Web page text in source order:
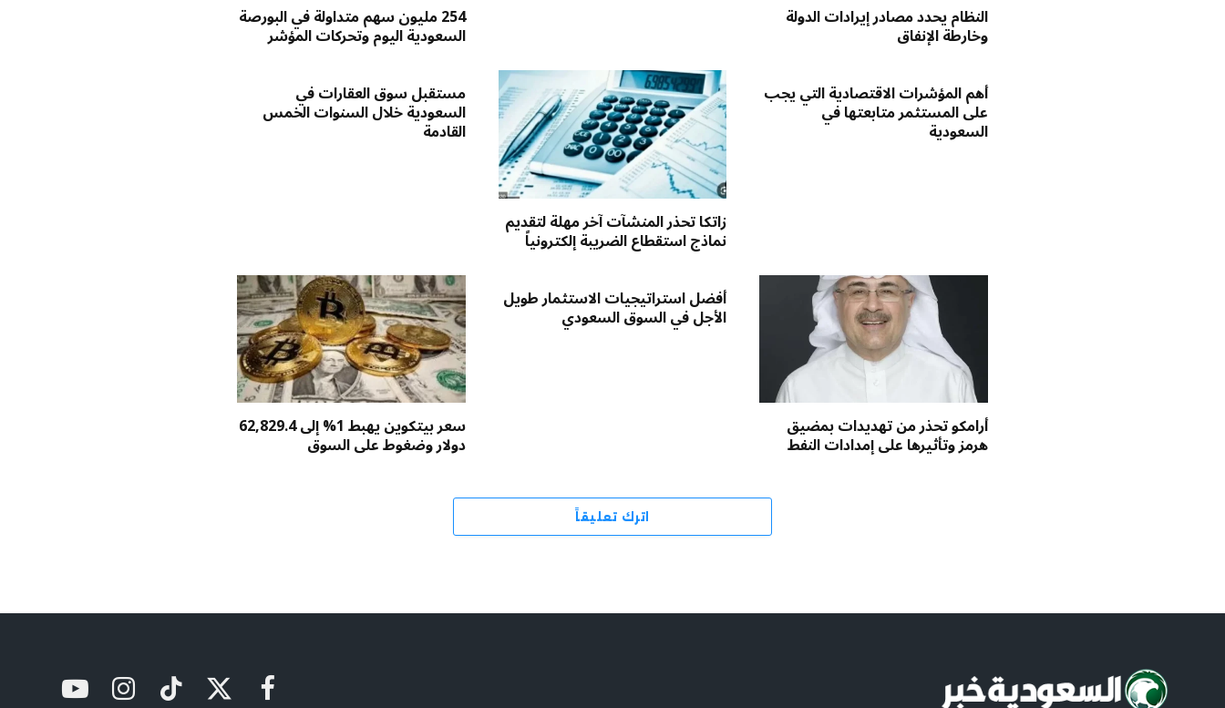
النظام يحدد مصادر إيرادات الدولة
وخارطة الإنفاق
254 مليون سهم متداولة في البورصة
السعودية اليوم وتحركات المؤشر
أهم المؤشرات الاقتصادية التي يجب
على المستثمر متابعتها في
السعودية
زاتكا تحذر المنشآت آخر مهلة لتقديم
نماذج استقطاع الضريبة إلكترونياً
مستقبل سوق العقارات في
السعودية خلال السنوات الخمس
القادمة
أرامكو تحذر من تهديدات بمضيق
هرمز وتأثيرها على إمدادات النفط
أفضل استراتيجيات الاستثمار طويل
الأجل في السوق السعودي
سعر بيتكوين يهبط 1% إلى 62,829.4
دولار وضغوط على السوق
اترك تعليقاً
فيسبوكX تيكتوك الانستغراميوتيوب